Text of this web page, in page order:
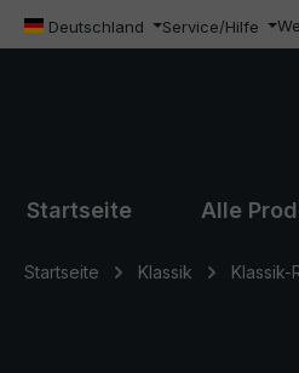
Hauptinhalt springen
Zur Suche springen
Zur Hauptnavigation
Deutschland Service/Hilfe
Startseite Alle
Startseite Klassik Klassik-